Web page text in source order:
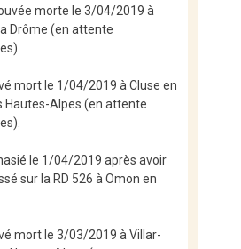
morte le 3/04/2019 à
Drôme (en attente
mort le 1/04/2019 à Cluse en
Hautes-Alpes (en attente
le 1/04/2019 après avoir
sur la RD 526 à Omon en
mort le 3/03/2019 à Villar-